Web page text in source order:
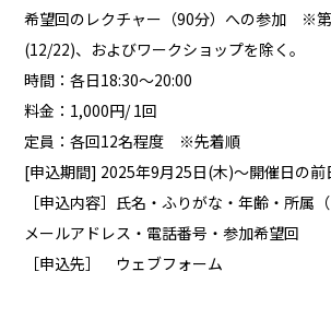
希望回のレクチャー（90分）への参加 ※
(12/22)、およびワークショップを除く。
時間：各日18:30～20:00
料金：1,000円/ 1回
定員：各回12名程度 ※先着順
[申込期間] 2025年9月25日(木)～開催日の前
［申込内容］氏名・ふりがな・年齢・所属
メールアドレス・電話番号・参加希望回
［申込先］ ウェブフォーム